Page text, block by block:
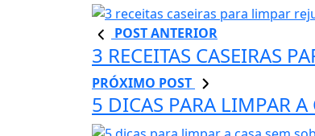
POST ANTERIOR
3 RECEITAS CASEIRAS
PRÓXIMO POST
5 DICAS PARA LIMPAR A